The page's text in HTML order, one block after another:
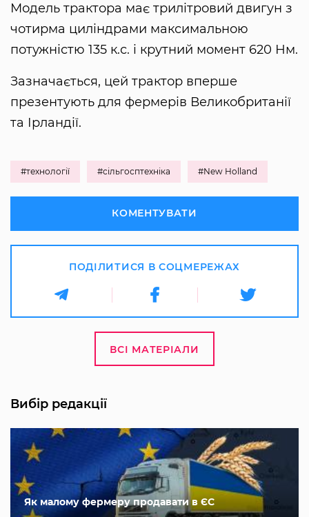
Модель трактора має трилітровий двигун з
чотирма циліндрами максимальною
потужністю 135 к.с. і крутний момент 620 Нм.
Зазначається, цей трактор вперше
презентують для фермерів Великобританії
та Ірландії.
#технології #сільгосптехніка #New Holland
КОМЕНТУВАТИ
ПОДІЛИТИСЯ В СОЦМЕРЕЖАХ
ВСІ МАТЕРІАЛИ
Вибір редакції
Як малому фермеру продавати в ЄС